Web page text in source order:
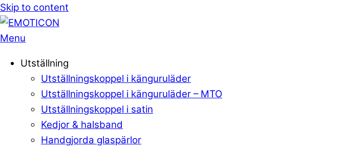
Skip to content
Menu
Utställning
Utställningskoppel i känguruläder
Utställningskoppel i känguruläder – MTO
Utställningskoppel i satin
Kedjor & halsband
Handgjorda glaspärlor